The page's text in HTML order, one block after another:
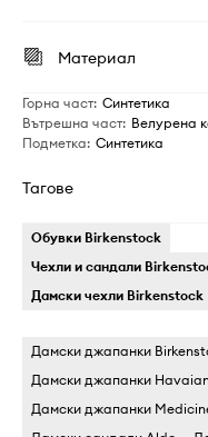
Материал
Горна част: Синтетика
Вътрешна част: Велурена
Подметка: Синтетика
Тагове
Обувки Birkenstock
Чехли и сандали
Дамски чехли Birkenstock
Дамски джапанки
Дамски джапанки
Дамски джапанки